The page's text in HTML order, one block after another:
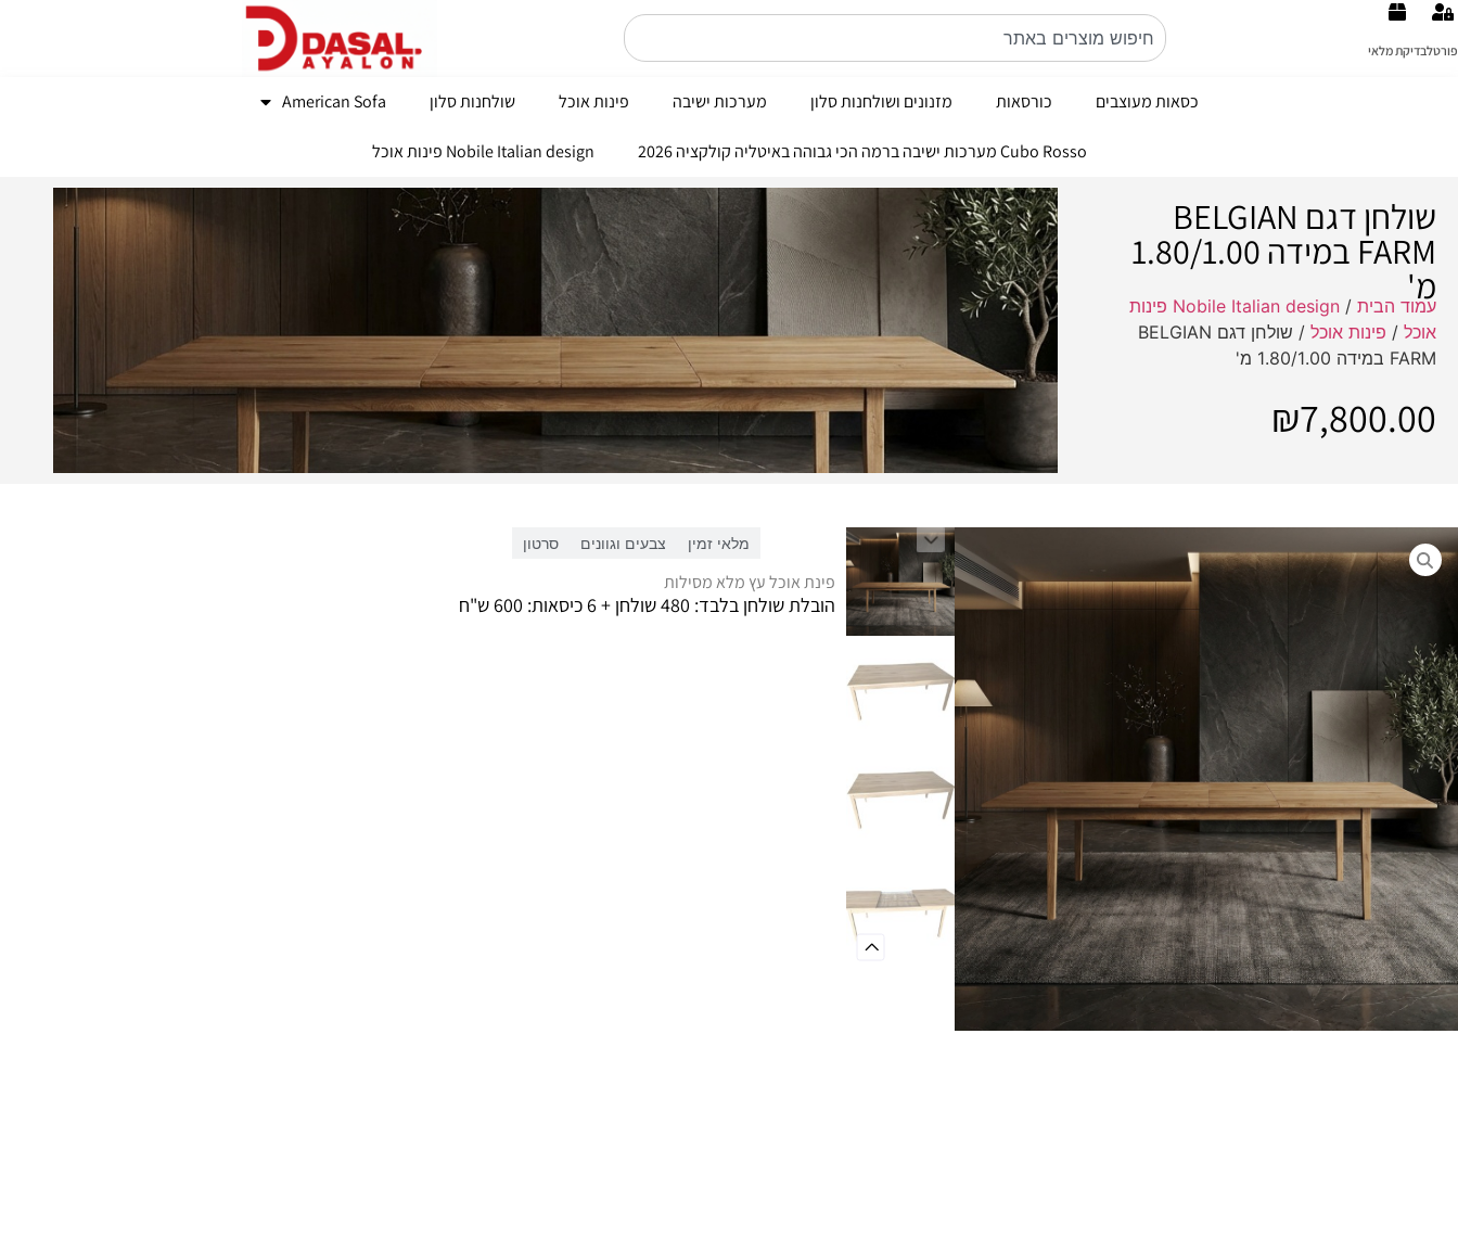
פורטלבדיקת מלאי
כסאות מעוצבים כורסאות מזנונים ושולחנות סלון מערכות ישיבה פינות אוכל שולחנות סלון American Sofa
Cubo Rosso מערכות ישיבה ברמה הכי גבוהה באיטליה קולקציה 2026 Nobile Italian design פינות אוכל
שולחן דגם BELGIAN
FARM במידה 1.80/1.00
מ'
עמוד הבית /
Nobile Italian design פינות
אוכל / פינות אוכל
/ שולחן דגם BELGIAN
FARM במידה 1.80/1.00 מ'
₪7,800.00
מלאי זמין צבעים וגוונים סרטון
פינת אוכל עץ מלא מסילות
הובלת שולחן בלבד: 480 שולחן + 6 כיסאות: 600 ש"ח